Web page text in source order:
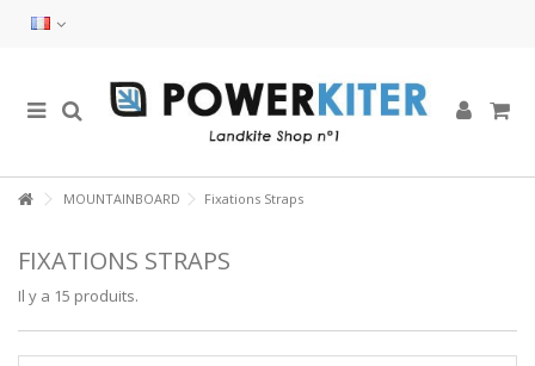
MOUNTAINBOARD Fixations Straps
FIXATIONS STRAPS
Il y a 15 produits.